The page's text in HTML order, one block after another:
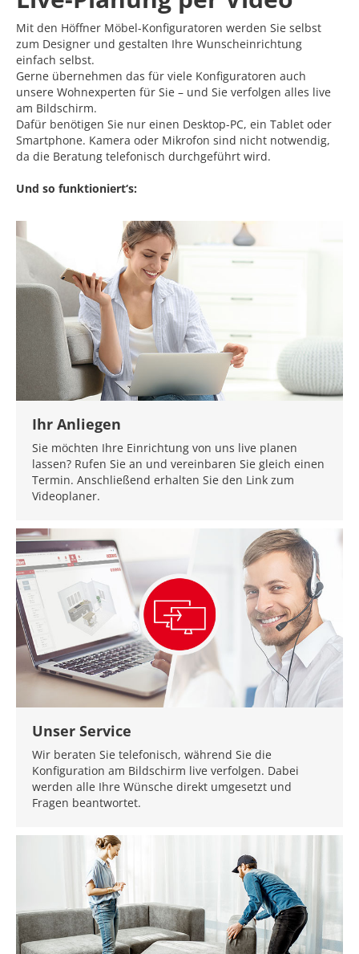
Mit den Höffner Möbel-Konfiguratoren werden Sie selbst
zum Designer und gestalten Ihre Wunscheinrichtung
einfach selbst.
Gerne übernehmen das für viele Konfiguratoren auch
unsere Wohnexperten für Sie – und Sie verfolgen alles live
am Bildschirm.
Dafür benötigen Sie nur einen Desktop-PC, ein Tablet oder
Smartphone. Kamera oder Mikrofon sind nicht notwendig,
da die Beratung telefonisch durchgeführt wird.
Und so funktioniert‘s:
Ihr Anliegen
Sie möchten Ihre Einrichtung von uns live planen
lassen? Rufen Sie an und vereinbaren Sie gleich einen
Termin. Anschließend erhalten Sie den Link zum
Videoplaner.
Unser Service
Wir beraten Sie telefonisch, während Sie die
Konfiguration am Bildschirm live verfolgen. Dabei
werden alle Ihre Wünsche direkt umgesetzt und
Fragen beantwortet.